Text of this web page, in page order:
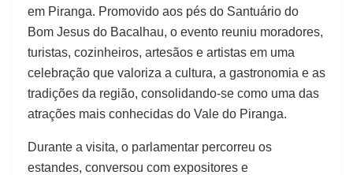
em Piranga. Promovido aos pés do Santuário do
Bom Jesus do Bacalhau, o evento reuniu moradores,
turistas, cozinheiros, artesãos e artistas em uma
celebração que valoriza a cultura, a gastronomia e as
tradições da região, consolidando-se como uma das
atrações mais conhecidas do Vale do Piranga.
Durante a visita, o parlamentar percorreu os
estandes, conversou com expositores e